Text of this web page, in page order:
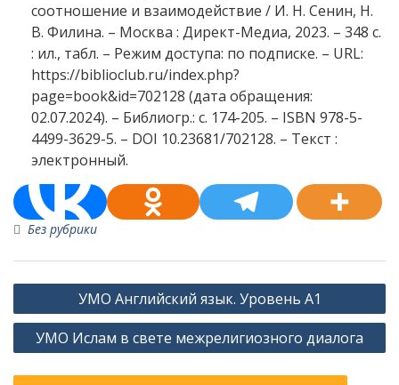
соотношение и взаимодействие / И. Н. Сенин, Н.
В. Филина. – Москва : Директ-Медиа, 2023. – 348 с.
: ил., табл. – Режим доступа: по подписке. – URL:
https://biblioclub.ru/index.php?
page=book&id=702128 (дата обращения:
02.07.2024). – Библиогр.: с. 174-205. – ISBN 978-5-
4499-3629-5. – DOI 10.23681/702128. – Текст :
электронный.
Без рубрики
Навигация
по
записям
УМО Английский язык. Уровень А1
УМО Ислам в свете межрелигиозного диалога